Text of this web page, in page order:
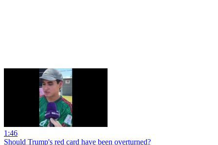
1:46
Should Trump's red card have been overturned?